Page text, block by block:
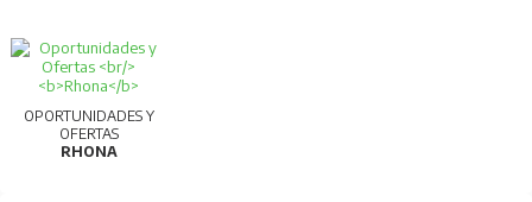
OPORTUNIDADES Y
OFERTAS
RHONA